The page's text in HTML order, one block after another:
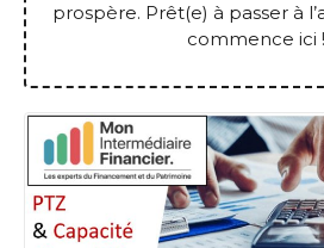
prospère. Prêt(e) à passer à
commence ici